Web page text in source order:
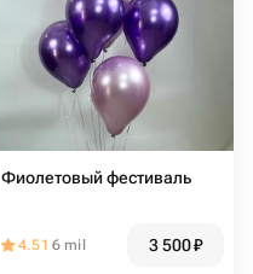
Фиолетовый фестиваль
4.51 6 mil 3 500₽